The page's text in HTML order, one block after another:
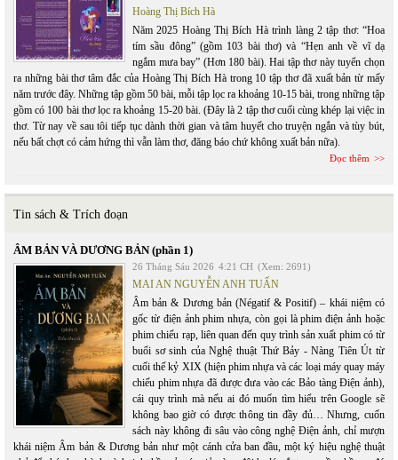
Hoàng Thị Bích Hà
Năm 2025 Hoàng Thị Bích Hà trình làng 2 tập thơ: “Hoa
tím sầu đông” (gồm 103 bài thơ) và “Hẹn anh về vĩ dạ
ngắm mưa bay” (Hơn 180 bài). Hai tập thơ này tuyển chọn
ra những bài thơ tâm đắc của Hoàng Thị Bích Hà trong 10 tập thơ đã xuất bản từ mấy
năm trước đây. Những tập gồm 50 bài, mỗi tập lọc ra khoảng 10-15 bài, trong những tập
gồm có 100 bài thơ lọc ra khoảng 15-20 bài. (Đây là 2 tập thơ cuối cùng khép lại việc in
thơ. Từ nay về sau tôi tiếp tục dành thời gian và tâm huyết cho truyện ngắn và tùy bút,
nếu bất chợt có cảm hứng thì vẫn làm thơ, đăng báo chứ không xuất bản nữa).
Đọc thêm
Tin sách & Trích đoạn
ÂM BẢN VÀ DƯƠNG BẢN (phần 1)
26 Tháng Sáu 2026 4:21 CH (Xem: 2691)
MAI AN NGUYỄN ANH TUẤN
Âm bản & Dương bản (Négatif & Positif) – khái niệm có
gốc từ điện ảnh phim nhựa, còn gọi là phim điện ảnh hoặc
phim chiếu rạp, liên quan đến quy trình sản xuất phim có từ
buổi sơ sinh của Nghệ thuật Thứ Bảy - Nàng Tiên Út từ
cuối thế kỷ XIX (hiện phim nhựa và các loại máy quay máy
chiếu phim nhựa đã được đưa vào các Bảo tàng Điện ảnh),
cái quy trình mà nếu ai đó muốn tìm hiểu trên Google sẽ
không bao giờ có được thông tin đầy đủ… Nhưng, cuốn
sách này không đi sâu vào công nghệ Điện ảnh, chỉ mượn
khái niệm Âm bản & Dương bản như một cánh cửa ban đầu, một ký hiệu nghệ thuật